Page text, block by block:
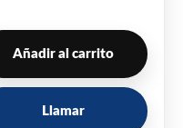
Añadir al carrito
Llamar